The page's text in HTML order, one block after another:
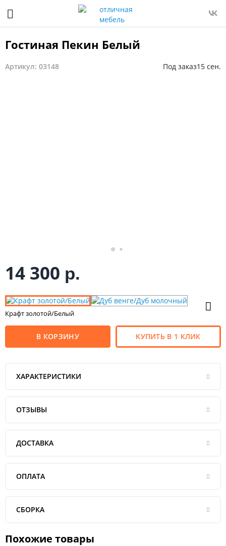
Гостиная Пекин Белый
Артикул: 03148 Под заказ15 сен.
14 300 р.
Крафт золотой/Белый
В КОРЗИНУ КУПИТЬ В 1 КЛИК
ХАРАКТЕРИСТИКИ
ОТЗЫВЫ
ДОСТАВКА
ОПЛАТА
СБОРКА
Похожие товары